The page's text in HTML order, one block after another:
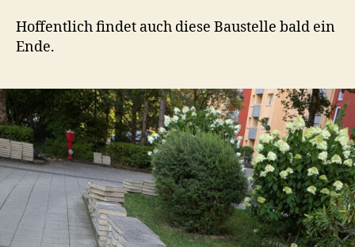
Hoffentlich findet auch diese Baustelle bald ein
Ende.